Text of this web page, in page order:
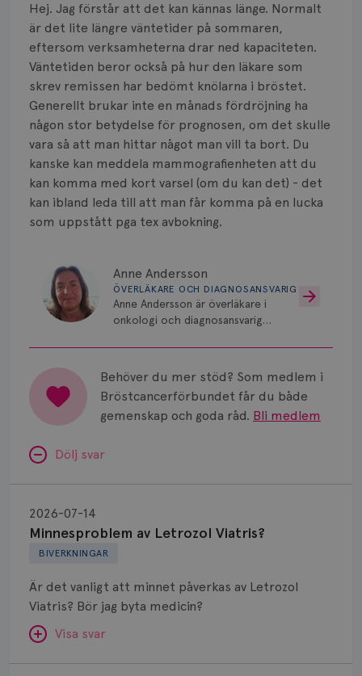
Hej. Jag förstår att det kan kännas länge. Normalt
är det lite längre väntetider på sommaren,
eftersom verksamheterna drar ned kapaciteten.
Väntetiden beror också på hur den läkare som
skrev remissen har bedömt knölarna i bröstet.
Generellt brukar inte en månads fördröjning ha
någon stor betydelse för prognosen, om det skulle
vara så att man hittar något man vill ta bort. Du
kanske kan meddela mammografienheten att du
kan komma med kort varsel (om du kan det) - det
kan ibland leda till att man får komma på en lucka
som uppstått pga tex avbokning.
Anne Andersson
ÖVERLÄKARE OCH DIAGNOSANSVARIG
Anne Andersson är överläkare i
onkologi och diagnosansvarig
Universitetssjukhus i Umeå.
Behöver du mer stöd? Som medlem i
Bröstcancerförbundet får du både
gemenskap och goda råd. Bli medlem
Dölj svar
BIVERKNINGAR
Minnesproblem av Letrozol Viatris?
2026-07-14
Är det vanligt att minnet påverkas av Letrozol
Viatris? Bör jag byta medicin?
Visa svar
Letrozol
Viatris?
Risker
Spridd bröstcancer
Strålning
Vätska